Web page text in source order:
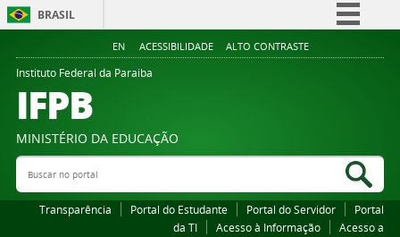
BRASIL
Simplifique!
Legislação
EN ACESSIBILIDADE ALTO CONTRASTE
Instituto Federal da Paraiba
IFPB
MINISTÉRIO DA EDUCAÇÃO
Buscar no portal
Transparência Portal do Estudante Portal do Servidor
Portal
da TI
Acesso à Informação
Acesso a